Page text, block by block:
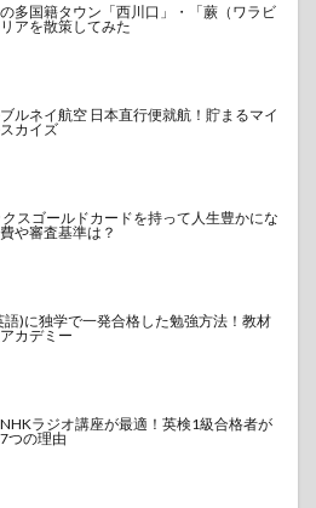
多国籍タウン「西川口」・「蕨（ワラビ
アを散策してみた
ルネイ航空 日本直行便就航！貯まるマイ
カイズ
スゴールドカードを持って人生豊かにな
や審査基準は？
語)に独学で一発合格した勉強方法！教材
カデミー
ラジオ講座が最適！英検1級合格者が
つの理由